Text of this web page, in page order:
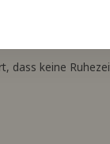
dass sich
dass keine